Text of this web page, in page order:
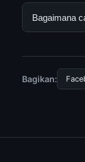
mengikuti
Ya, Tag/
Bagaimana
Bagikan: